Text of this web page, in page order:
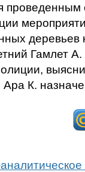
проведенным
деревьев
Гамлет
К.